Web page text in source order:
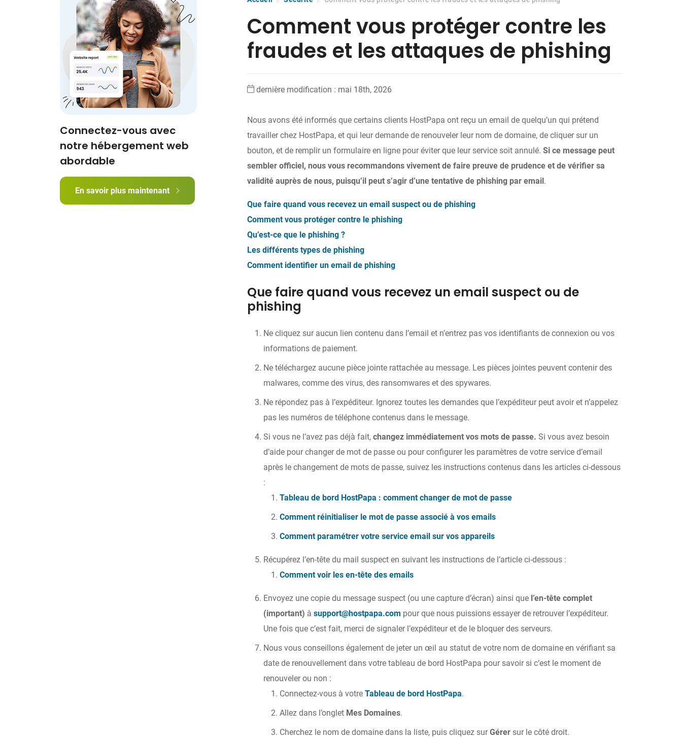
Comment vous protéger contre les
fraudes et les attaques de phishing
dernière modification : mai 18th, 2026
Nous avons été informés que certains clients HostPapa ont reçu un email de quelqu’un qui prétend
travailler chez HostPapa, et qui leur demande de renouveler leur nom de domaine, de cliquer sur un
bouton, et de remplir un formulaire en ligne pour éviter que leur service soit annulé.Si ce message peut
sembler officiel, nous vous recommandons vivement de faire preuve de prudence et de vérifier sa
validité auprès de nous, puisqu’il peut s’agir d’une tentative de phishing par email .
Que faire quand vous recevez un email suspect ou de phishing
Comment vous protéger contre le phishing
Qu’est-ce que le phishing ?
Les différents types de phishing
Comment identifier un email de phishing
Que faire quand vous recevez un email suspect ou de
phishing
Ne cliquez sur aucun lien contenu dans l’email et n’entrez pas vos identifiants de connexion ou vos
informations de paiement.
Ne téléchargez aucune pièce jointe rattachée au message. Les pièces jointes peuvent contenir des
malwares, comme des virus, des ransomwares et des spywares.
Ne répondez pas à l’expéditeur. Ignorez toutes les demandes que l’expéditeur peut avoir et n’appelez
pas les numéros de téléphone contenus dans le message.
Si vous ne l’avez pas déjà fait,changez immédiatement vos mots de passe.Si vous avez besoin
d’aide pour changer de mot de passe ou pour configurer les paramètres de votre service d’email
après le changement de mots de passe, suivez les instructions contenus dans les articles ci-dessous
:
Tableau de bord HostPapa : comment changer de mot de passe
Comment réinitialiser le mot de passe associé à vos emails
Comment paramétrer votre service email sur vos appareils
Récupérez l’en-tête du mail suspect en suivant les instructions de l’article ci-dessous :
Comment voir les en-tête des emails
Envoyez une copie du message suspect (ou une capture d’écran) ainsi que l’en-tête complet
(important) àsupport@hostpapa.com pour que nous puissions essayer de retrouver l’expéditeur.
Une fois que c’est fait, merci de signaler l’expéditeur et de le bloquer des serveurs.
Nous vous conseillons également de jeter un œil au statut de votre nom de domaine en vérifiant sa
date de renouvellement dans votre tableau de bord HostPapa pour savoir si c’est le moment de
renouveler ou non :
Connectez-vous à votreTableau de bord HostPapa.
Allez dans l’onglet Mes Domaines.
Cherchez le nom de domaine dans la liste, puis cliquez surGérer sur le côté droit.
Connectez-vous avec
notre hébergement web
abordable
En savoir plus maintenant